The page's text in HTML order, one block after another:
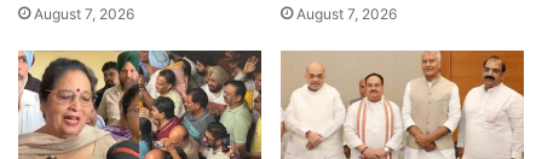
August 7, 2026 August 7, 2026